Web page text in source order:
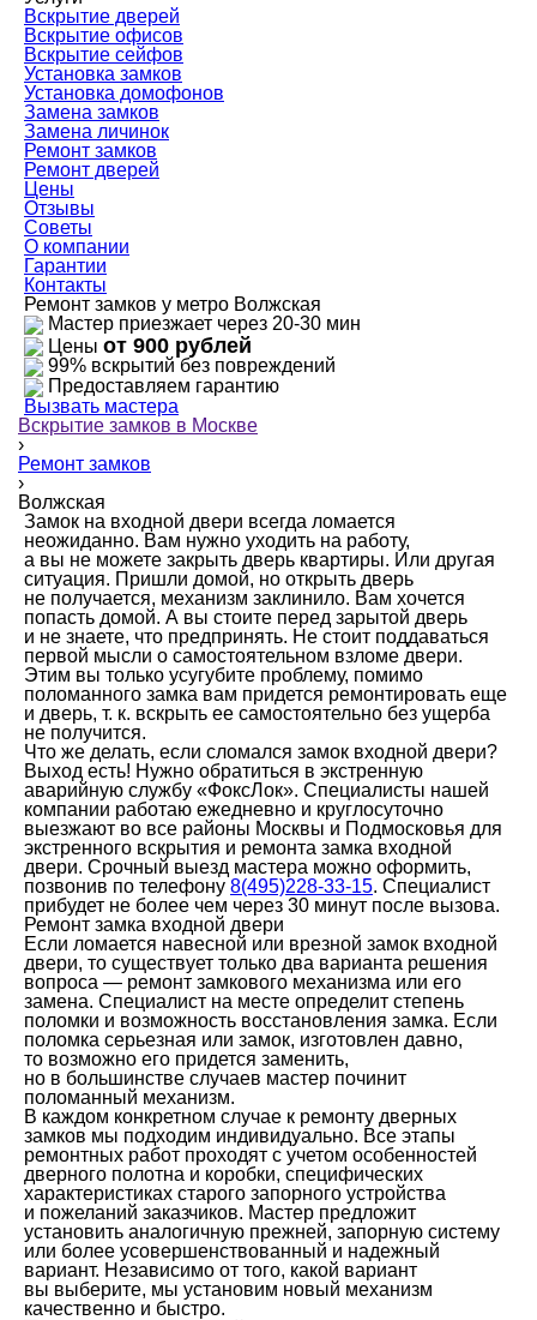
Вскрытие дверей
Вскрытие офисов
Вскрытие сейфов
Установка замков
Установка домофонов
Замена замков
Замена личинок
Ремонт замков
Ремонт дверей
Цены
Отзывы
Советы
О компании
Гарантии
Контакты
Ремонт замков у метро Волжская
Мастер приезжает через 20-30 мин
Цены от 900 рублей
99% вскрытий без повреждений
Предоставляем гарантию
Вызвать мастера
Вскрытие замков в Москве
›
Ремонт замков
›
Волжская
Замок на входной двери всегда ломается
неожиданно. Вам нужно уходить на работу,
а вы не можете закрыть дверь квартиры. Или другая
ситуация. Пришли домой, но открыть дверь
не получается, механизм заклинило. Вам хочется
попасть домой. А вы стоите перед зарытой дверь
и не знаете, что предпринять. Не стоит поддаваться
первой мысли о самостоятельном взломе двери.
Этим вы только усугубите проблему, помимо
поломанного замка вам придется ремонтировать еще
и дверь, т. к. вскрыть ее самостоятельно без ущерба
не получится.
Что же делать, если сломался замок входной двери?
Выход есть! Нужно обратиться в экстренную
аварийную службу «ФоксЛок». Специалисты нашей
компании работаю ежедневно и круглосуточно
выезжают во все районы Москвы и Подмосковья для
экстренного вскрытия и ремонта замка входной
двери. Срочный выезд мастера можно оформить,
позвонив по телефону 8(495)228-33-15. Специалист
прибудет не более чем через 30 минут после вызова.
Ремонт замка входной двери
Если ломается навесной или врезной замок входной
двери, то существует только два варианта решения
вопроса — ремонт замкового механизма или его
замена. Специалист на месте определит степень
поломки и возможность восстановления замка. Если
поломка серьезная или замок, изготовлен давно,
то возможно его придется заменить,
но в большинстве случаев мастер починит
поломанный механизм.
В каждом конкретном случае к ремонту дверных
замков мы подходим индивидуально. Все этапы
ремонтных работ проходят с учетом особенностей
дверного полотна и коробки, специфических
характеристиках старого запорного устройства
и пожеланий заказчиков. Мастер предложит
установить аналогичную прежней, запорную систему
или более усовершенствованный и надежный
вариант. Независимо от того, какой вариант
вы выберите, мы установим новый механизм
качественно и быстро.